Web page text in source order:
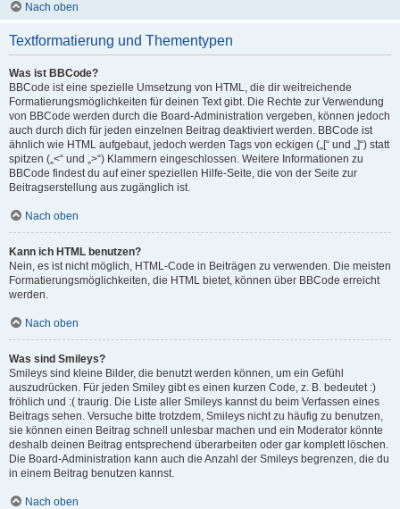
Nach oben
Textformatierung und Thementypen
Was ist BBCode?
BBCode ist eine spezielle Umsetzung von HTML, die dir weitreichende
Formatierungsmöglichkeiten für deinen Text gibt. Die Rechte zur Verwendung
von BBCode werden durch die Board-Administration vergeben, können jedoch
auch durch dich für jeden einzelnen Beitrag deaktiviert werden. BBCode ist
ähnlich wie HTML aufgebaut, jedoch werden Tags von eckigen („[“ und „]“) statt
spitzen („<“ und „>“) Klammern eingeschlossen. Weitere Informationen zu
BBCode findest du auf einer speziellen Hilfe-Seite, die von der Seite zur
Beitragserstellung aus zugänglich ist.
Nach oben
Kann ich HTML benutzen?
Nein, es ist nicht möglich, HTML-Code in Beiträgen zu verwenden. Die meisten
Formatierungsmöglichkeiten, die HTML bietet, können über BBCode erreicht
werden.
Nach oben
Was sind Smileys?
Smileys sind kleine Bilder, die benutzt werden können, um ein Gefühl
auszudrücken. Für jeden Smiley gibt es einen kurzen Code, z. B. bedeutet :)
fröhlich und :( traurig. Die Liste aller Smileys kannst du beim Verfassen eines
Beitrags sehen. Versuche bitte trotzdem, Smileys nicht zu häufig zu benutzen,
sie können einen Beitrag schnell unlesbar machen und ein Moderator könnte
deshalb deinen Beitrag entsprechend überarbeiten oder gar komplett löschen.
Die Board-Administration kann auch die Anzahl der Smileys begrenzen, die du
in einem Beitrag benutzen kannst.
Nach oben